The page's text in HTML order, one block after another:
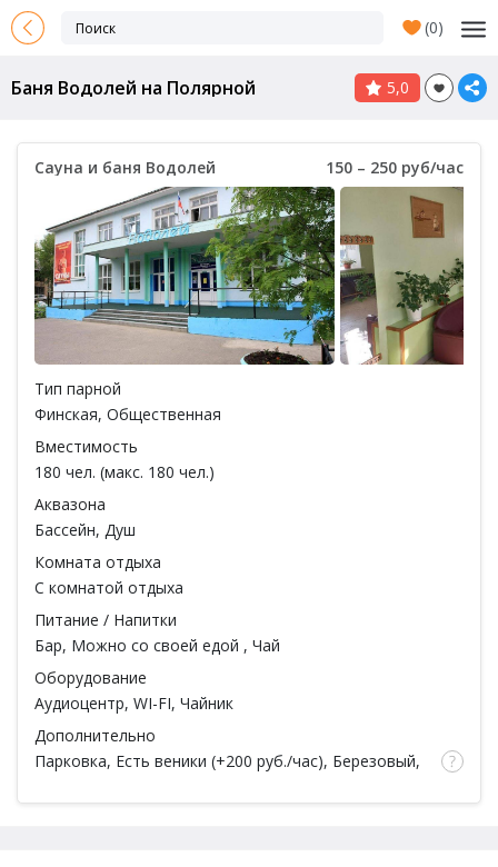
(0)
Баня Водолей на Полярной 5,0
Сауна и баня Водолей 150 – 250 руб/час
Тип парной
Финская, Общественная
Вместимость
180 чел. (макс. 180 чел.)
Аквазона
Бассейн, Душ
Комната отдыха
С комнатой отдыха
Питание / Напитки
Бар, Можно со своей едой , Чай
Оборудование
Аудиоцентр, WI-FI, Чайник
Дополнительно
Парковка, Есть веники (+200 руб./час), Березовый,
Простыни, Полотенца, Шампунь (+95 руб.), Мыло